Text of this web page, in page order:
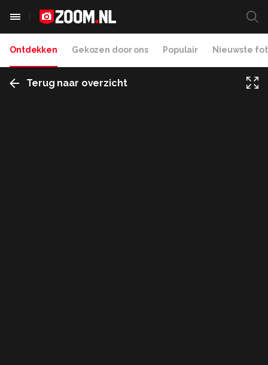
Ontdekken Gekozen door ons Populair Nieuwste
Terug naar overzicht